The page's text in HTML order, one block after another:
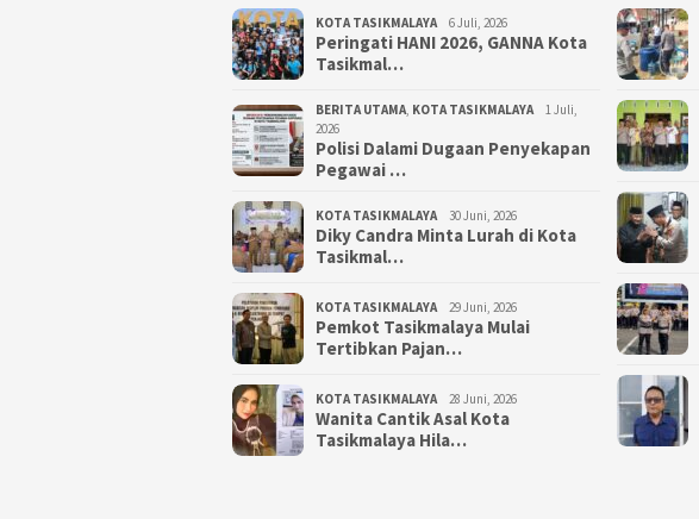
KOTA TASIKMALAYA 6 Juli, 2026
Peringati HANI 2026, GANNA Kota
Tasikmal…
BERITA UTAMA KOTA TASIKMALAYA
1 Juli,
2026
Polisi Dalami Dugaan Penyekapan
Pegawai …
KOTA TASIKMALAYA 30 Juni, 2026
Diky Candra Minta Lurah di Kota
Tasikmal…
KOTA TASIKMALAYA 29 Juni, 2026
Pemkot Tasikmalaya Mulai
Tertibkan Pajan…
KOTA TASIKMALAYA 28 Juni, 2026
Wanita Cantik Asal Kota
Tasikmalaya Hila…